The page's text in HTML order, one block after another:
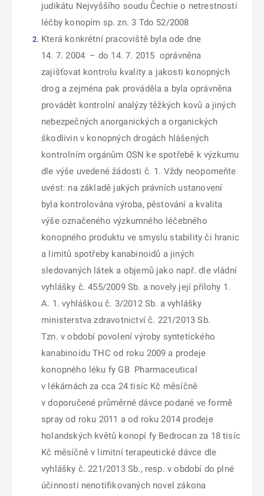
judikátu Nejvyššího soudu Čechie o netrestnosti
léčby konopím sp. zn. 3 Tdo 52/2008
Která konkrétní pracoviště byla ode dne
14. 7. 2004 – do 14. 7. 2015 oprávněna
zajišťovat kontrolu kvality a jakosti konopných
drog a zejména pak prováděla a byla oprávněna
provádět kontrolní analýzy těžkých kovů a jiných
nebezpečných anorganických a organických
škodlivin v konopných drogách hlášených
kontrolním orgánům OSN ke spotřebě k výzkumu
dle výše uvedené žádosti č. 1. Vždy neopomeňte
uvést: na základě jakých právních ustanovení
byla kontrolována výroba, pěstování a kvalita
výše označeného výzkumného léčebného
konopného produktu ve smyslu stability či hranic
a limitů spotřeby kanabinoidů a jiných
sledovaných látek a objemů jako např. dle vládní
vyhlášky č. 455/2009 Sb. a novely její přílohy 1.
A. 1. vyhláškou č. 3/2012 Sb. a vyhlášky
ministerstva zdravotnictví č. 221/2013 Sb.
Tzn. v období povolení výroby syntetického
kanabinoidu THC od roku 2009 a prodeje
konopného léku fy GB Pharmaceutical
v lékárnách za cca 24 tisíc Kč měsíčně
v doporučené průměrné dávce podané ve formě
spray od roku 2011 a od roku 2014 prodeje
holandských květů konopí fy Bedrocan za 18 tisíc
Kč měsíčně v limitní terapeutické dávce dle
vyhlášky č. 221/2013 Sb., resp. v období do plné
účinnosti nenotifikovaných novel zákona